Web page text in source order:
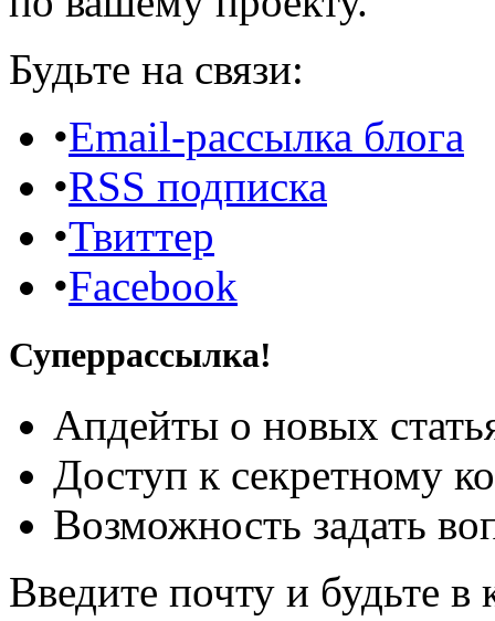
Будьте на связи:
•Email-рассылка блога
•RSS подписка
•Твиттер
•Facebook
Суперрассылка!
Апдейты о новых
Доступ к секретному
Возможность задать
Введите почту и будьте в